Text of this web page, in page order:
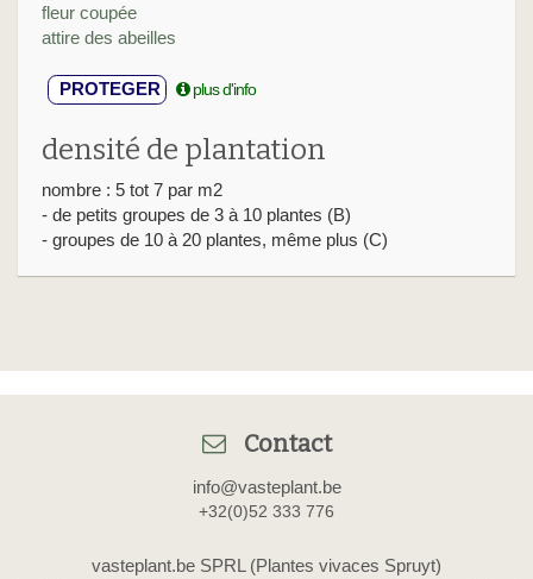
fleur coupée
attire des abeilles
PROTEGER plus d'info
densité de plantation
nombre : 5 tot 7 par m2
- de petits groupes de 3 à 10 plantes (B)
- groupes de 10 à 20 plantes, même plus (C)
Contact
info@vasteplant.be
+32(0)52 333 776
vasteplant.be SPRL (Plantes vivaces Spruyt)